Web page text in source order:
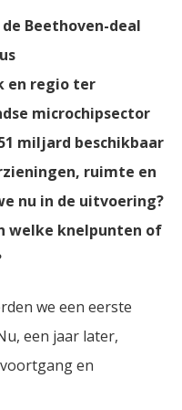
Beethoven-deal
en regio ter
microchipsector
miljard beschikbaar
ruimte en
nu in de uitvoering?
welke knelpunten of
we een eerste
een jaar later,
en